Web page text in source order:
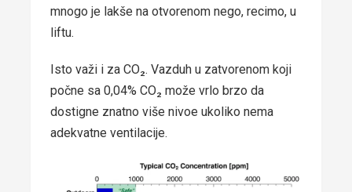
mnogo je lakše na otvorenom nego, recimo, u
liftu.
Isto važi i za CO₂. Vazduh u zatvorenom koji
počne sa 0,04% CO₂ može vrlo brzo da
dostigne znatno više nivoe ukoliko nema
adekvatne ventilacije.